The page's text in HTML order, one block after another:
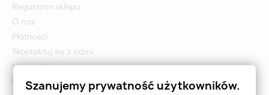
Regulamin sklepu
O nas
Płatności
Skontaktuj się z nami
Mapa strony
Formularz zwrotu i reklamacji
Szanujemy prywatność użytkowników.